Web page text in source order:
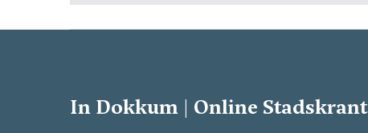
In Dokkum | Online Stadskrant